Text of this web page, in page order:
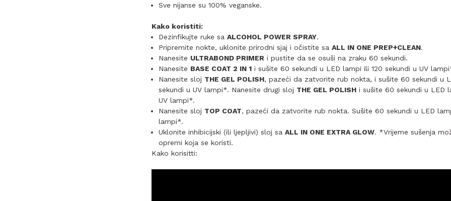
Sve nijanse su 100% veganske.
Kako koristiti:
Dezinfikujte ruke sa ALCOHOL POWER SPRAY.
Pripremite nokte, uklonite prirodni sjaj i očistite sa ALL IN ONE PREP+CLEAN.
Nanesite ULTRABOND PRIMER i pustite da se osuši na zraku 60 sekundi.
Nanesite BASE COAT 2 IN 1i sušite 60 sekundi u LED lampi ili 120 sekundi u UV
Nanesite sloj THE GEL POLISH, pazeći da zatvorite rub nokta, i sušite 60 sekundi u
sekundi u UV lampi*. Nanesite drugi sloj THE GEL POLISHi sušite 60 sekundi u LED
UV lampi*.
Nanesite sloj TOP COAT, pazeći da zatvorite rub nokta. Sušite 60 sekundi u LED
lampi*.
Uklonite inhibicijski (ili ljepljivi) sloj sa ALL IN ONE EXTRA GLOW. *Vrijeme sušenja
opremi koja se koristi.
Kako korisitti: